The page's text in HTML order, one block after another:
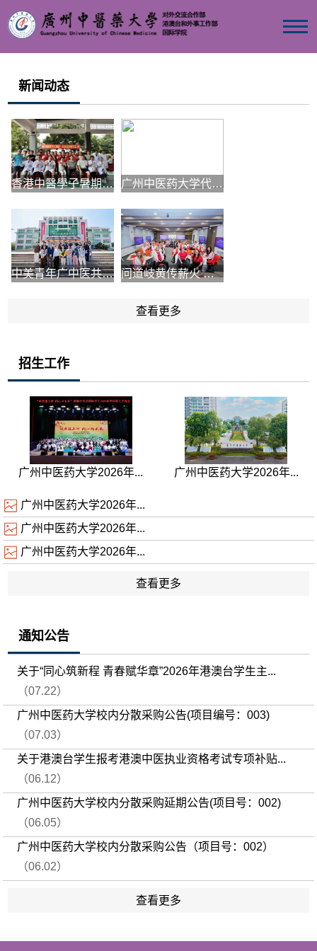
新闻动态
香港中醫學子暑期北上... 广州中医药大学代表团...
中美青年广中医共探中... 问道岐黄传薪火 逐梦湾...
查看更多
招生工作
广州中医药大学2026年... 广州中医药大学2026年...
广州中医药大学2026年...
广州中医药大学2026年...
广州中医药大学2026年...
查看更多
通知公告
关于“同心筑新程 青春赋华章”2026年港澳台学生主...
（07.22）
广州中医药大学校内分散采购公告(项目编号：003)
（07.03）
关于港澳台学生报考港澳中医执业资格考试专项补贴...
（06.12）
广州中医药大学校内分散采购延期公告(项目号：002)
（06.05）
广州中医药大学校内分散采购公告（项目号：002）
（06.02）
查看更多